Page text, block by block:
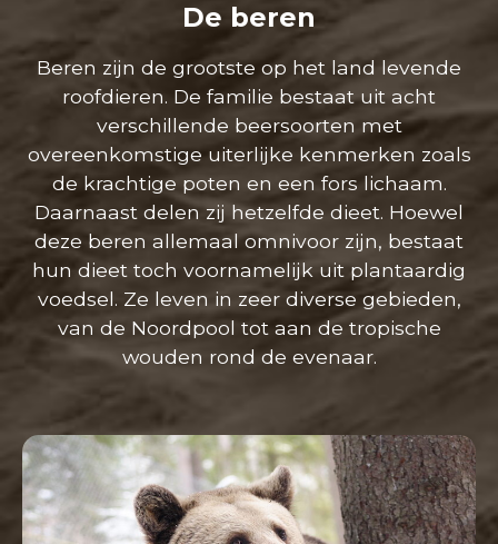
De beren
Beren zijn de grootste op het land levende
roofdieren. De familie bestaat uit acht
verschillende beersoorten met
overeenkomstige uiterlijke kenmerken zoals
de krachtige poten en een fors lichaam.
Daarnaast delen zij hetzelfde dieet. Hoewel
deze beren allemaal omnivoor zijn, bestaat
hun dieet toch voornamelijk uit plantaardig
voedsel. Ze leven in zeer diverse gebieden,
van de Noordpool tot aan de tropische
wouden rond de evenaar.